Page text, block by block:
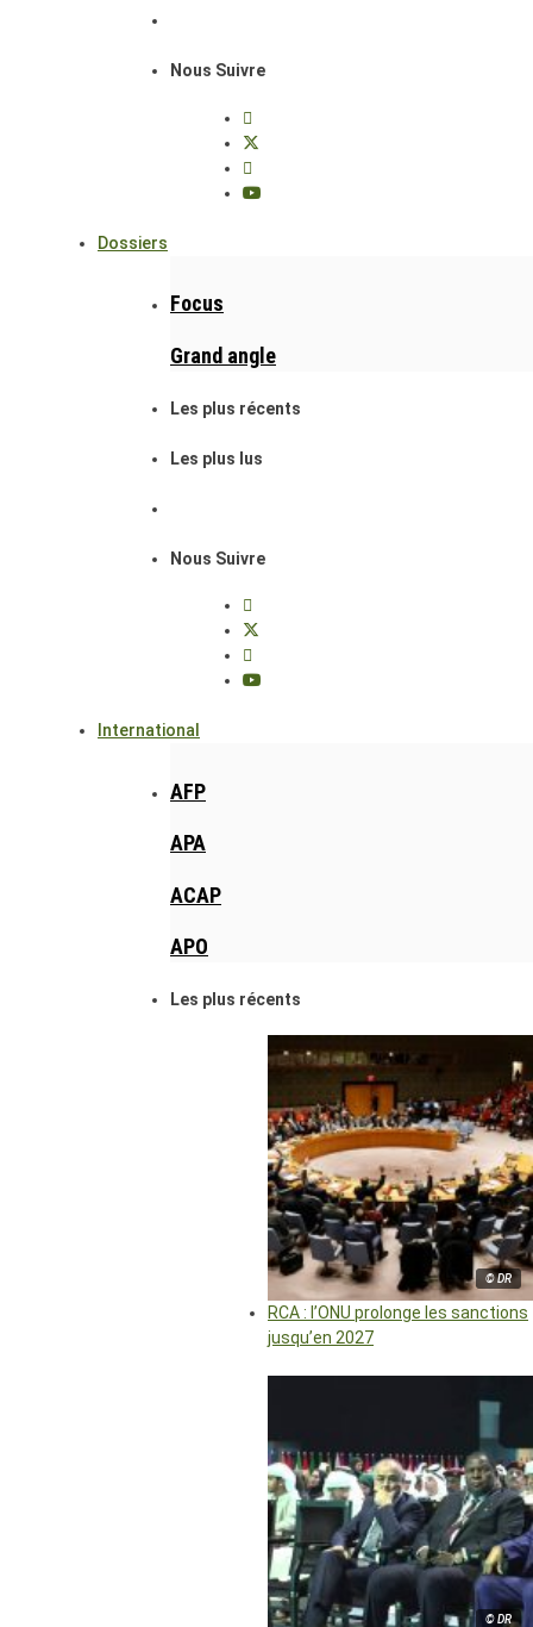
Nous Suivre
Dossiers
Focus
Grand angle
Les plus récents
Les plus lus
Nous Suivre
International
AFP
APA
ACAP
APO
Les plus récents
© DR
RCA : l’ONU prolonge les sanctions
jusqu’en 2027
© DR